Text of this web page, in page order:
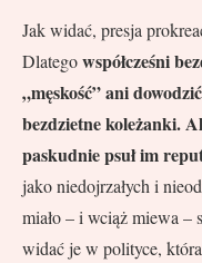
Jak widać, presja
Dlategowspółcześni
„męskość” ani
bezdzietne koleżanki.
paskudnie psuł im
jako niedojrzałych i
miało – i wciąż miewa –
widać je w polityce,